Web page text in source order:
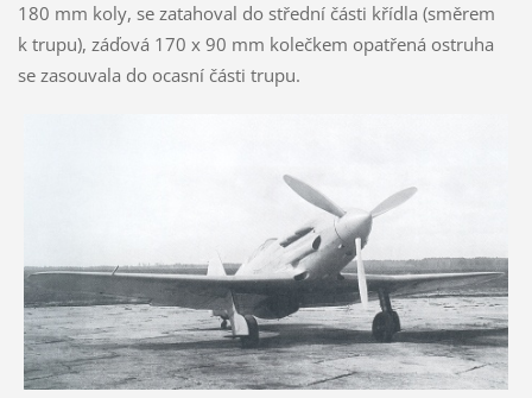
180 mm koly, se zatahoval do střední části křídla (směrem
k trupu), záďová 170 x 90 mm kolečkem opatřená ostruha
se zasouvala do ocasní části trupu.